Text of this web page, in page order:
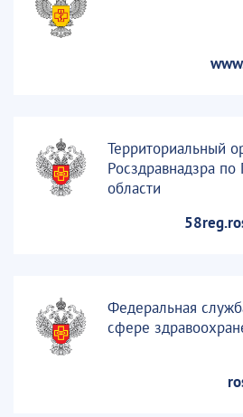
Территориальный
Росздравнадзра по
области
Федеральная
сфере